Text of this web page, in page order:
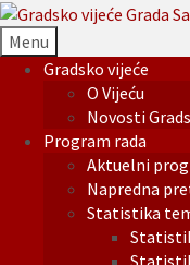
Menu
Gradsko vijeće
O Vijeću
Novosti
Program rada
Aktuelni
Napredna
Statistika